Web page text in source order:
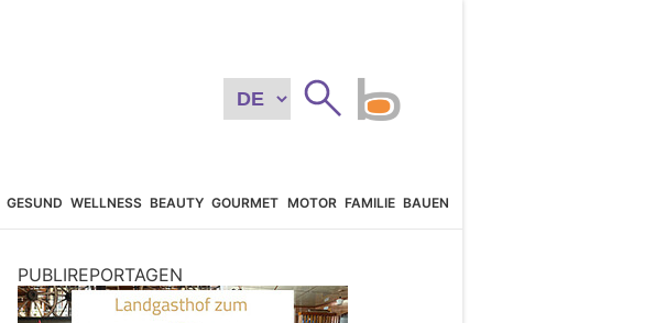
GESUND WELLNESS BEAUTY GOURMET MOTOR FAMILIE BAUEN
PUBLIREPORTAGEN